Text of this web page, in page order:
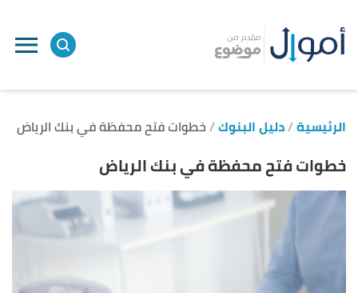
الرئيسية دليل البنوك خطوات فتح محفظة في بنك الرياض
خطوات فتح محفظة في بنك الرياض